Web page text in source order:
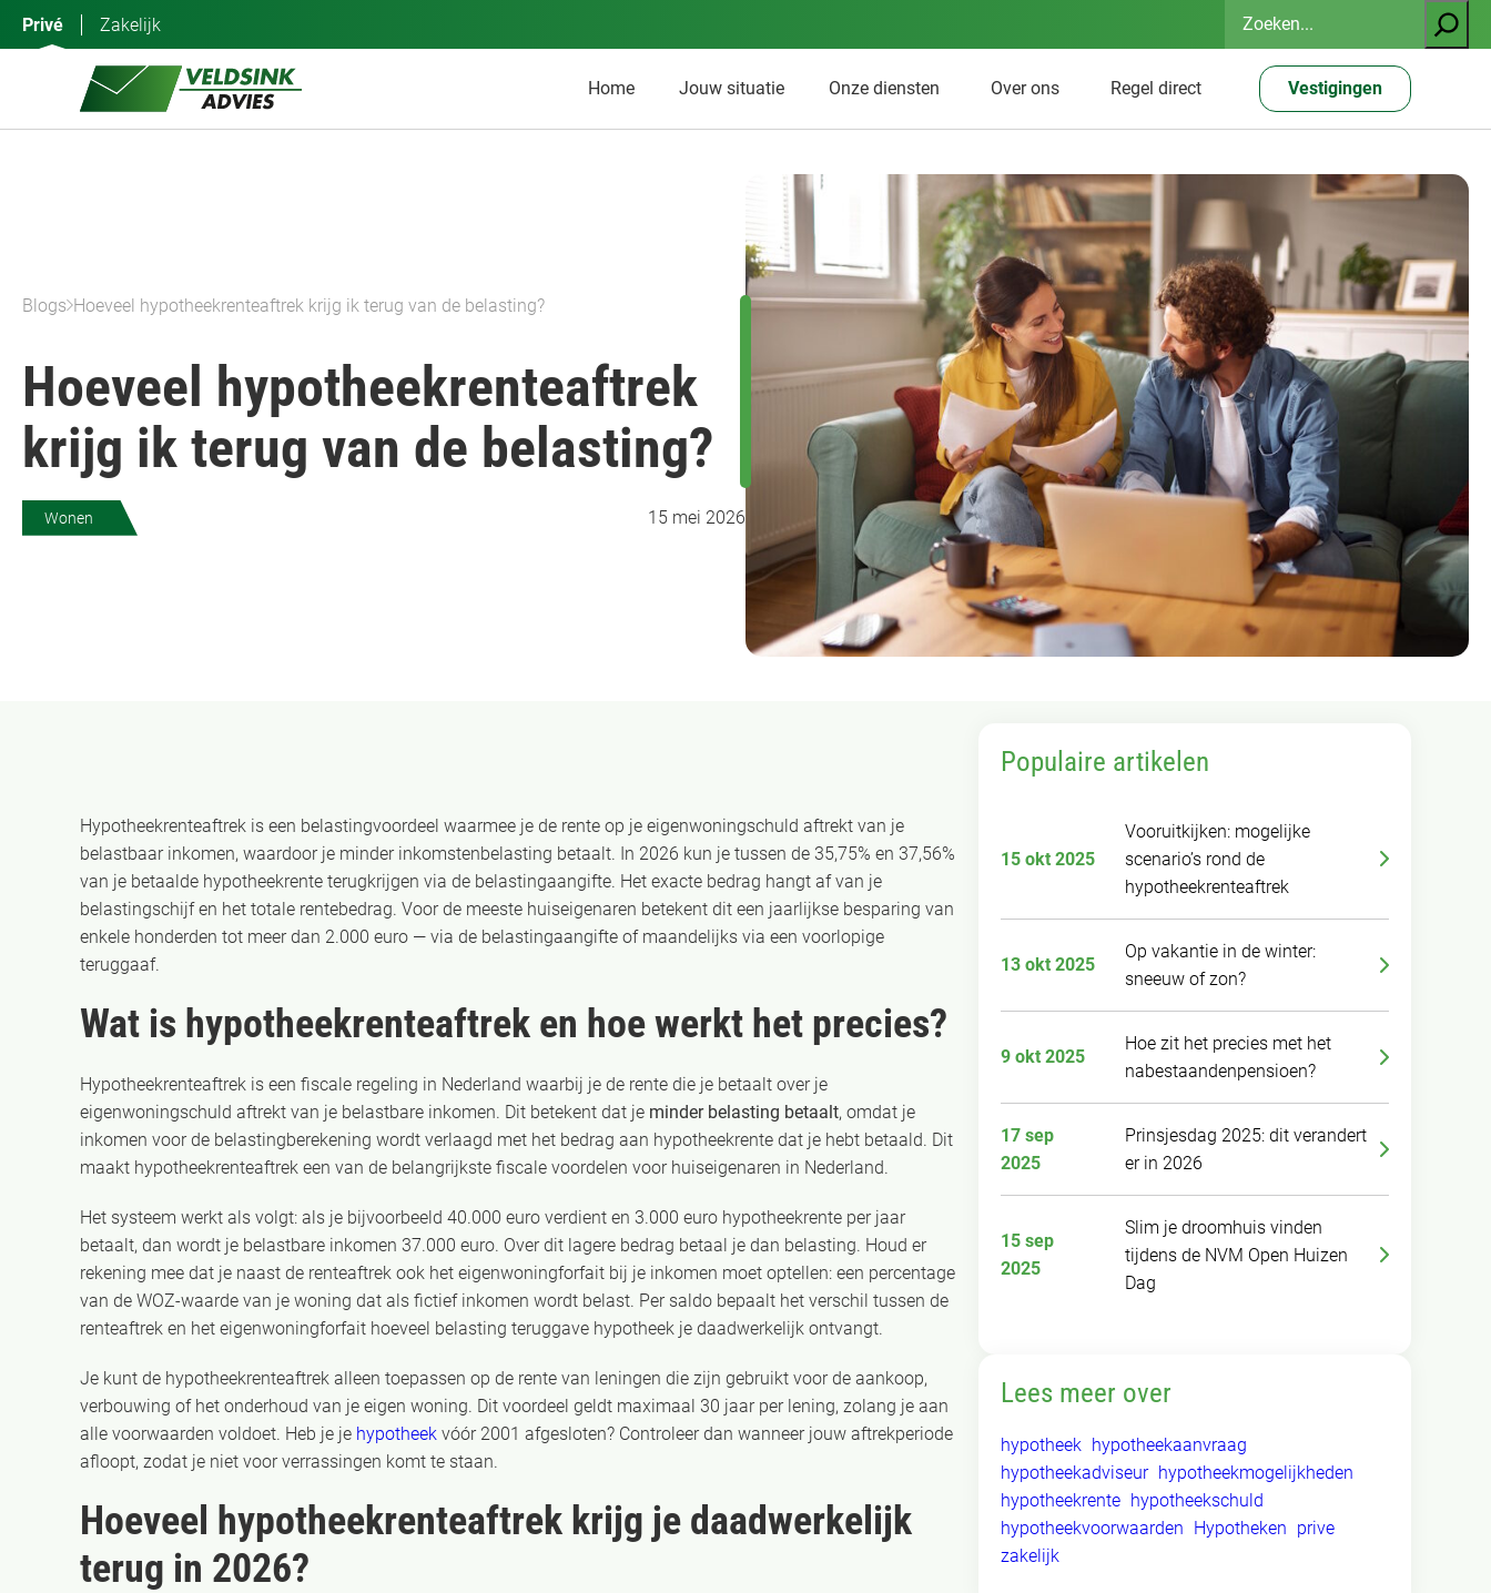
Privé Zakelijk
Zoeken
Home Jouw situatie Onze diensten Over ons Regel direct Vestigingen
Blogs Hoeveel hypotheekrenteaftrek krijg ik terug van de belasting?
Hoeveel hypotheekrenteaftrek
krijg ik terug van de belasting?
Wonen 15 mei 2026
Hypotheekrenteaftrek is een belastingvoordeel waarmee je de rente op je eigenwoningschuld aftrekt van je
belastbaar inkomen, waardoor je minder inkomstenbelasting betaalt. In 2026 kun je tussen de 35,75% en 37,56%
van je betaalde hypotheekrente terugkrijgen via de belastingaangifte. Het exacte bedrag hangt af van je
belastingschijf en het totale rentebedrag. Voor de meeste huiseigenaren betekent dit een jaarlijkse besparing van
enkele honderden tot meer dan 2.000 euro — via de belastingaangifte of maandelijks via een voorlopige
teruggaaf.
Wat is hypotheekrenteaftrek en hoe werkt het precies?
Hypotheekrenteaftrek is een fiscale regeling in Nederland waarbij je de rente die je betaalt over je
eigenwoningschuld aftrekt van je belastbare inkomen. Dit betekent dat je minder belasting betaalt, omdat je
inkomen voor de belastingberekening wordt verlaagd met het bedrag aan hypotheekrente dat je hebt betaald. Dit
maakt hypotheekrenteaftrek een van de belangrijkste fiscale voordelen voor huiseigenaren in Nederland.
Het systeem werkt als volgt: als je bijvoorbeeld 40.000 euro verdient en 3.000 euro hypotheekrente per jaar
betaalt, dan wordt je belastbare inkomen 37.000 euro. Over dit lagere bedrag betaal je dan belasting. Houd er
rekening mee dat je naast de renteaftrek ook het eigenwoningforfait bij je inkomen moet optellen: een percentage
van de WOZ-waarde van je woning dat als fictief inkomen wordt belast. Per saldo bepaalt het verschil tussen de
renteaftrek en het eigenwoningforfait hoeveel belasting teruggave hypotheek je daadwerkelijk ontvangt.
Je kunt de hypotheekrenteaftrek alleen toepassen op de rente van leningen die zijn gebruikt voor de aankoop,
verbouwing of het onderhoud van je eigen woning. Dit voordeel geldt maximaal 30 jaar per lening, zolang je aan
alle voorwaarden voldoet. Heb je je hypotheek vóór 2001 afgesloten? Controleer dan wanneer jouw aftrekperiode
afloopt, zodat je niet voor verrassingen komt te staan.
Hoeveel hypotheekrenteaftrek krijg je daadwerkelijk
terug in 2026?
Populaire artikelen
15 okt 2025
Vooruitkijken: mogelijke
scenario’s rond de
hypotheekrenteaftrek
13 okt 2025
Op vakantie in de winter:
sneeuw of zon?
9 okt 2025
Hoe zit het precies met het
nabestaandenpensioen?
17 sep
2025
Prinsjesdag 2025: dit verandert
er in 2026
15 sep
2025
Slim je droomhuis vinden
tijdens de NVM Open Huizen
Dag
Lees meer over
hypotheek hypotheekaanvraag
hypotheekadviseur hypotheekmogelijkheden
hypotheekrente hypotheekschuld
hypotheekvoorwaarden Hypotheken prive
zakelijk